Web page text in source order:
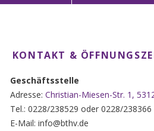
KONTAKT &
Geschäftsstelle
Adresse: Christian-Miesen-Str. 1,
Tel.: 0228/238529 oder 0228/238366
E-Mail: info@bthv.de